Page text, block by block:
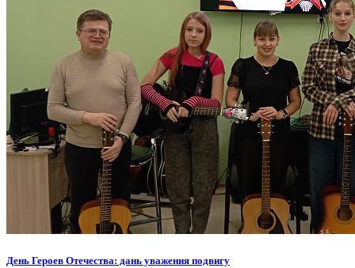
День Героев Отечества: дань уважения подвигу